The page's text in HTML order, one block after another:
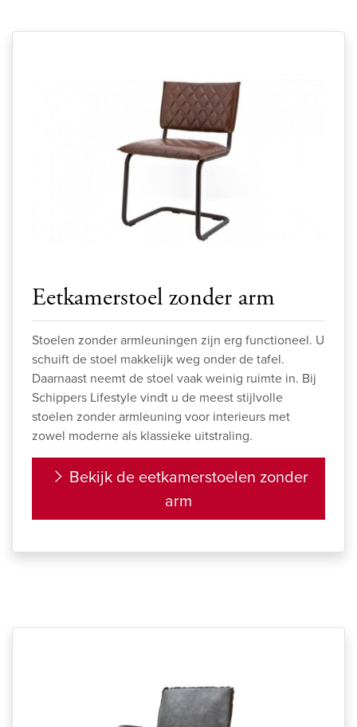
Eetkamerstoel zonder arm
Stoelen zonder armleuningen zijn erg functioneel. U
schuift de stoel makkelijk weg onder de tafel.
Daarnaast neemt de stoel vaak weinig ruimte in. Bij
Schippers Lifestyle vindt u de meest stijlvolle
stoelen zonder armleuning voor interieurs met
zowel moderne als klassieke uitstraling.
Bekijk de eetkamerstoelen zonder
arm